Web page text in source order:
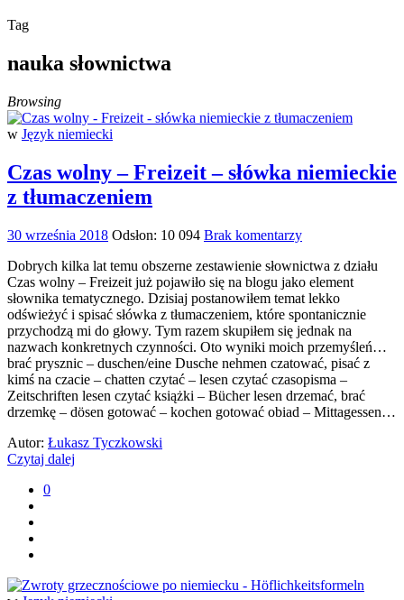
Tag
nauka słownictwa
Browsing
w Język niemiecki
Czas wolny – Freizeit – słówka niemieckie
z tłumaczeniem
30 września 2018 Odsłon: 10 094 Brak komentarzy
Dobrych kilka lat temu obszerne zestawienie słownictwa z działu
Czas wolny – Freizeit już pojawiło się na blogu jako element
słownika tematycznego. Dzisiaj postanowiłem temat lekko
odświeżyć i spisać słówka z tłumaczeniem, które spontanicznie
przychodzą mi do głowy. Tym razem skupiłem się jednak na
nazwach konkretnych czynności. Oto wyniki moich przemyśleń…
brać prysznic – duschen/eine Dusche nehmen czatować, pisać z
kimś na czacie – chatten czytać – lesen czytać czasopisma –
Zeitschriften lesen czytać książki – Bücher lesen drzemać, brać
drzemkę – dösen gotować – kochen gotować obiad – Mittagessen…
Autor: Łukasz Tyczkowski
Czytaj dalej
0